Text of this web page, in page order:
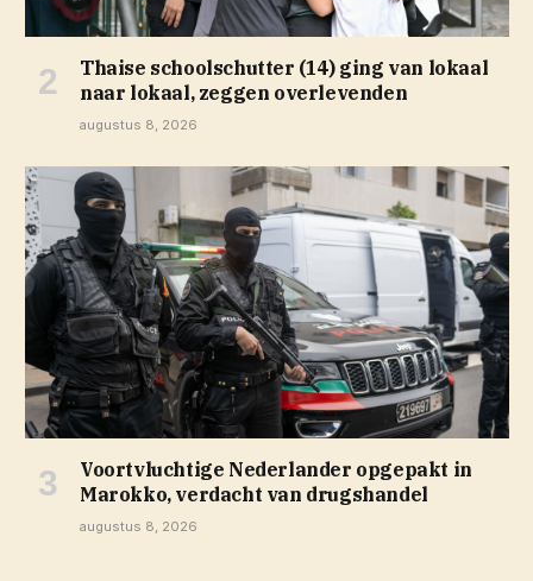
Thaise schoolschutter (14) ging van lokaal
naar lokaal, zeggen overlevenden
augustus 8, 2026
Voortvluchtige Nederlander opgepakt in
Marokko, verdacht van drugshandel
augustus 8, 2026